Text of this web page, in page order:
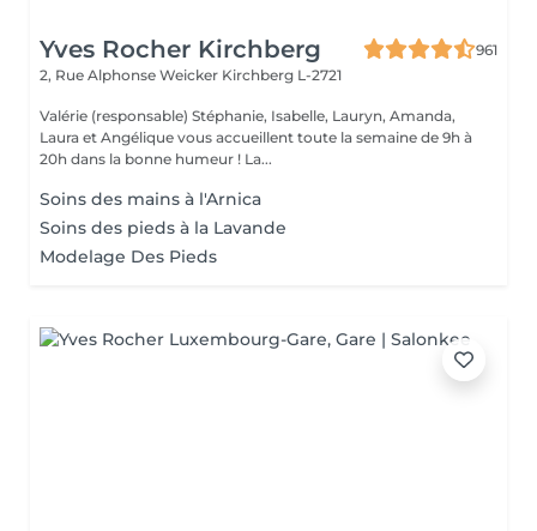
Yves Rocher Kirchberg
961
2, Rue Alphonse Weicker Kirchberg L-2721
Valérie (responsable) Stéphanie, Isabelle, Lauryn, Amanda,
Laura et Angélique vous accueillent toute la semaine de 9h à
20h dans la bonne humeur ! La...
Soins des mains à l'Arnica
Soins des pieds à la Lavande
Modelage Des Pieds